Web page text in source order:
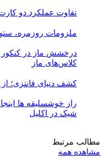
تفاوت عملکرد دو
ملزومات روزمره،
کلاس‌های ماز
کشف دنیای فانتزی؛
راز خوشسلیقه ها
شیک در اکلیل
مطالب مرتبط
مشاهده همه